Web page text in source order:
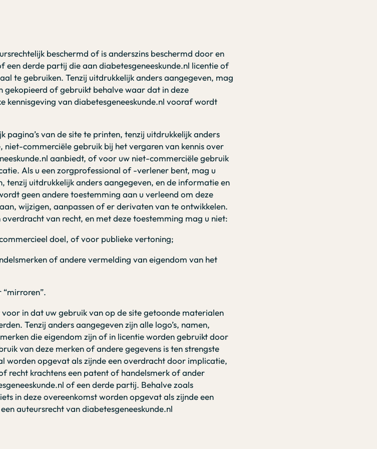
beschermd of is anderszins beschermd door en
een derde partij die aan diabetesgeneeskunde.nl licentie of
te gebruiken. Tenzij uitdrukkelijk anders aangegeven, mag
gekopieerd of gebruikt behalve waar dat in deze
van diabetesgeneeskunde.nl vooraf wordt
van de site te printen, tenzij uitdrukkelijk anders
commerciële gebruik bij het vergaren van kennis over
aanbiedt, of voor uw niet-commerciële gebruik
Als u een zorgprofessional of -verlener bent, mag u
tenzij uitdrukkelijk anders aangegeven, en de informatie en
geen andere toestemming aan u verleend om deze
wijzigen, aanpassen of er derivaten van te ontwikkelen.
van recht, en met deze toestemming mag u niet:
doel, of voor publieke vertoning;
of andere vermelding van eigendom van het
in dat uw gebruik van op de site getoonde materialen
Tenzij anders aangegeven zijn alle logo’s, namen,
die eigendom zijn of in licentie worden gebruikt door
van deze merken of andere gegevens is ten strengste
worden opgevat als zijnde een overdracht door implicatie,
recht krachtens een patent of handelsmerk of ander
of een derde partij. Behalve zoals
in deze overeenkomst worden opgevat als zijnde een
auteursrecht van diabetesgeneeskunde.nl